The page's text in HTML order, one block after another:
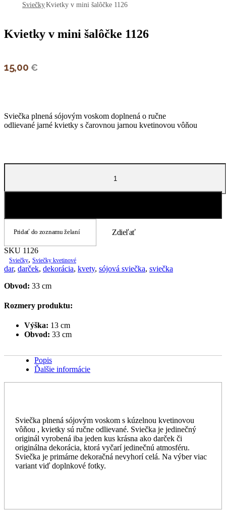
SviečkyKvietky v mini šalôčke 1126
Kvietky v mini šalôčke 1126
15,00 €
Sviečka plnená sójovým voskom doplnená o ručne
odlievané jarné kvietky s čarovnou jarnou kvetinovou vôňou
množstvo
mini
Pridať do zoznamu želaní Zdieľať
SKU 1126
Sviečky, Sviečky kvetinové
dar, darček, dekorácia, kvety, sójová sviečka, sviečka
Obvod: 33 cm
Rozmery produktu:
Výška: 13 cm
Obvod: 33 cm
Popis
Ďalšie informácie
Sviečka plnená sójovým voskom s kúzelnou kvetinovou
vôňou , kvietky sú ručne odlievané. Sviečka je jedinečný
originál vyrobená iba jeden kus krásna ako darček či
originálna dekorácia, ktorá vyčarí jedinečnú atmosféru.
Sviečka je primárne dekoračná nevyhorí celá. Na výber viac
variant viď doplnkové fotky.